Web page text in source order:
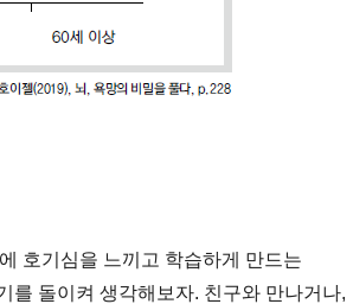
호기심을 느끼고 학습하게 만드는
를 돌이켜 생각해보자. 친구와 만나거나,